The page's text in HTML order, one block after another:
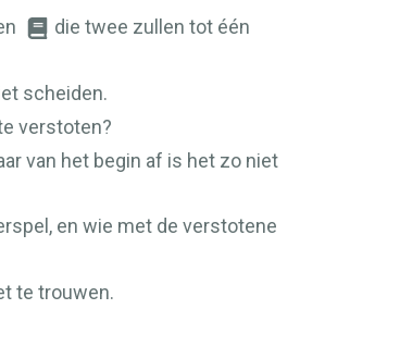
die twee zullen tot één
scheiden.
verstoten?
van het begin af is het zo niet
en wie met de verstotene
te trouwen.